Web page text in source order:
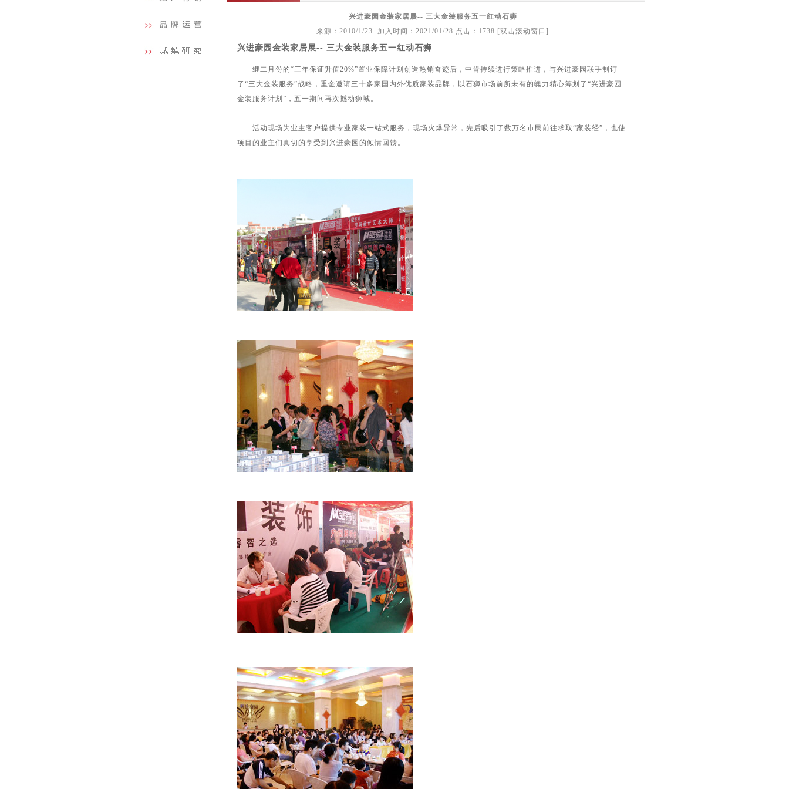
兴进豪园金装家居展-- 三大金装服务五一红动石狮
来源：2010/1/23 加入时间：2021/01/28 点击：1738 [双击滚动窗口]
兴进豪园金装家居展-- 三大金装服务五一红动石狮
继二月份的“三年保证升值20%”置业保障计划创造热销奇迹后，中肯持续进行策略推进，与兴进豪园联手制订
了“三大金装服务”战略，重金邀请三十多家国内外优质家装品牌，以石狮市场前所未有的魄力精心筹划了“兴进豪园
金装服务计划”，五一期间再次撼动狮城。
活动现场为业主客户提供专业家装一站式服务，现场火爆异常，先后吸引了数万名市民前往求取“家装经”，也使
项目的业主们真切的享受到兴进豪园的倾情回馈。